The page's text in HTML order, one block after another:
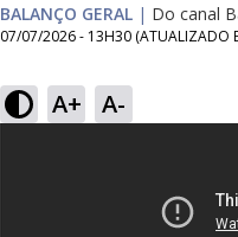
BALANÇO GERAL | Do canal
07/07/2026 - 13H30 (ATUALIZADO
A+ A-